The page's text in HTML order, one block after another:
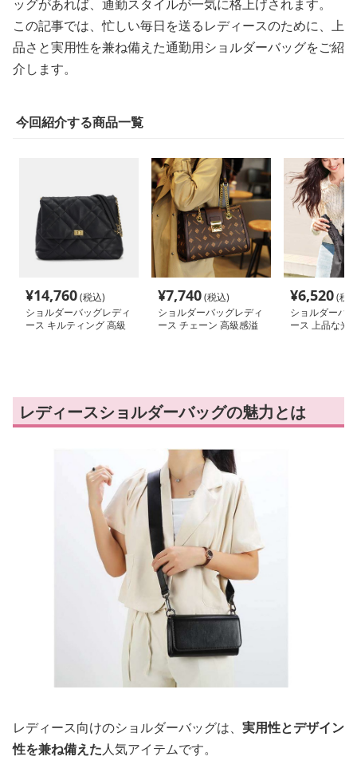
ッグがあれば、通勤スタイルが一気に格上げされます。
この記事では、忙しい毎日を送るレディースのために、上
品さと実用性を兼ね備えた通勤用ショルダーバッグをご紹
介します。
今回紹介する商品一覧
¥14,760(税込)
ショルダーバッグレディ
ース キルティング 高級
¥7,740(税込)
ショルダーバッグレディ
ース チェーン 高級感溢
¥6,520(税
ショルダーバ
ース 上品な光
レディースショルダーバッグの魅力とは
レディース向けのショルダーバッグは、 実用性とデザイン
性を兼ね備えた人気アイテムです。